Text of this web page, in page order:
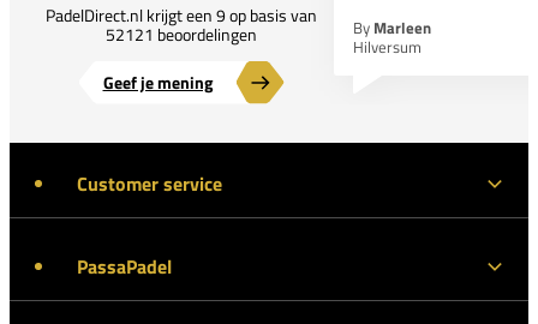
PadelDirect.nl krijgt een 9 op basis van
52121 beoordelingen
Geef je mening
By Marleen
Hilversum
Customer service
PassaPadel